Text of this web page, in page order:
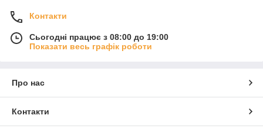
Контакти
Сьогодні працює з 08:00 до 19:00
Показати весь графік роботи
Про нас
Контакти